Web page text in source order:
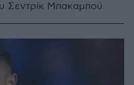
Σεντρίκ Μπακαμπού